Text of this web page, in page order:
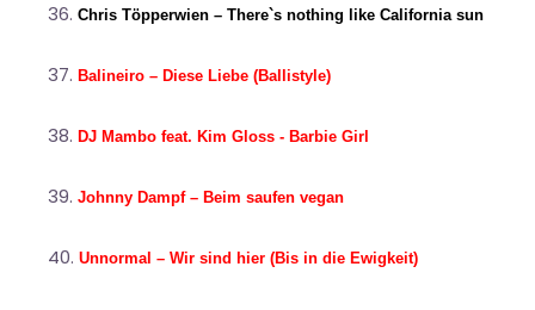
Chris Töpperwien – There`s nothing like California sun
Balineiro – Diese Liebe (Ballistyle)
DJ Mambo feat. Kim Gloss - Barbie Girl
Johnny Dampf – Beim saufen vegan
Unnormal – Wir sind hier (Bis in die Ewigkeit)